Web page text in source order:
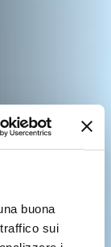
buona
sui